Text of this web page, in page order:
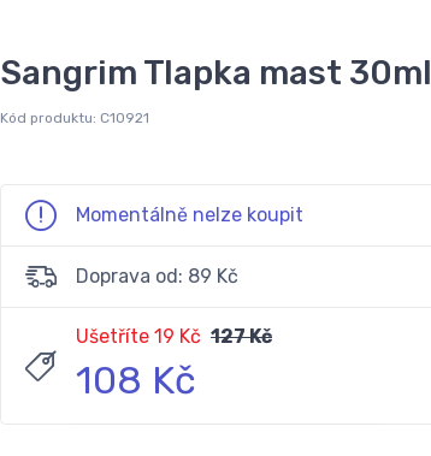
Sangrim Tlapka mast 30ml
Kód produktu: C10921
Momentálně nelze koupit
Doprava od: 89 Kč
Ušetříte 19 Kč 127 Kč
108 Kč